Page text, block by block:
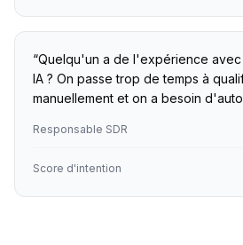
“Quelqu'un a de l'expérience
IA ? On passe trop de temps à
manuellement et on a besoin
Responsable SDR
Score d'intention